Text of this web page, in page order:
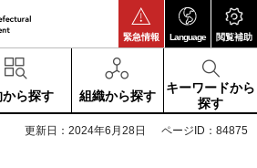
緊急情報 Language 閲覧補助
から探す 組織から探す
キーワードから
探す
更新日：2024年6月28日 ページID：84875